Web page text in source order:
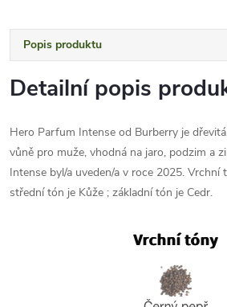
Popis produktu
Detailní popis
Hero Parfum Intense od Burberry je
vůně pro muže, vhodná na jaro, podzim a
Intense byl/a uveden/a v roce 2025. Vrchní
střední tón je Kůže ; základní tón je Cedr.